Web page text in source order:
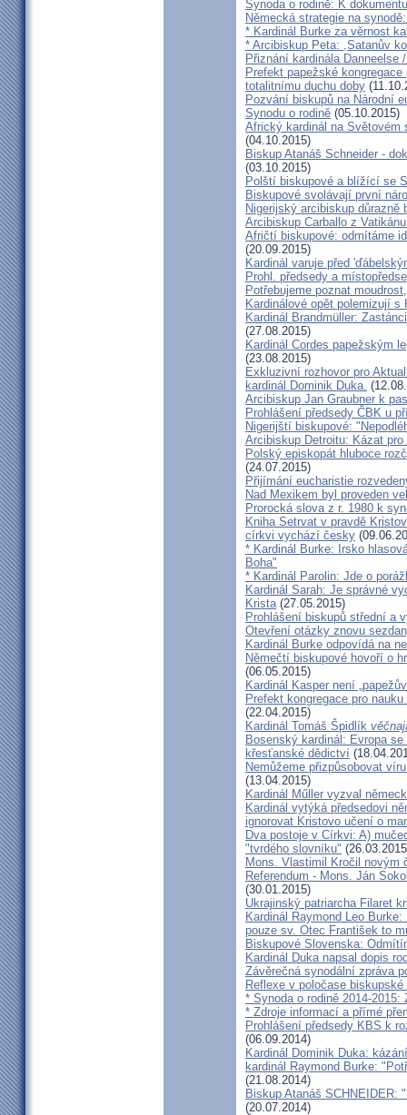
Synoda o rodině: K
Německá strategie na
* Kardinál Burke za věrnost
* Arcibiskup Peta: ,Satanův
Přiznání kardinála Danneelse
Prefekt papežské
totalitnímu duchu doby
Pozvání biskupů na Národní
Synodu o rodině (05.10.2015)
Africký kardinál na Světovém
(04.10.2015)
Biskup Atanáš Schneider -
(03.10.2015)
Polští biskupové a blížící se
Biskupové svolávají první
Nigerijský arcibiskup důrazně
Arcibiskup Carballo z
Afričtí biskupové: odmítáme
(20.09.2015)
Kardinál varuje před
Prohl. předsedy a
Potřebujeme poznat
Kardinálové opět polemizují
Kardinál Brandmüller:
(27.08.2015)
Kardinál Cordes papežským
(23.08.2015)
Exkluzivní rozhovor pro
kardinál Dominik Duka.
Arcibiskup Jan Graubner k
Prohlášení předsedy ČBK u
Nigerijští biskupové:
Arcibiskup Detroitu: Kázat
Polský episkopát hluboce
(24.07.2015)
Přijímání eucharistie
Nad Mexikem byl proveden
Prorocká slova z r. 1980 k
Kniha Setrvat v pravdě
církvi vychází česky
* Kardinál Burke: Irsko
Boha"
* Kardinál Parolin: Jde o
Kardinál Sarah: Je správné
Krista(27.05.2015)
Prohlášení biskupů střední a
Otevření otázky znovu
Kardinál Burke odpovídá na
Němečtí biskupové hovoří o
(06.05.2015)
Kardinál Kasper není
Prefekt kongregace pro
(22.04.2015)
Kardinál Tomáš Špidlík
Bosenský kardinál: Evropa
křesťanské dědictví
Nemůžeme přizpůsobovat
(13.04.2015)
Kardinál Műller vyzval
Kardinál vytýká předsedovi
ignorovat Kristovo učení o
Dva postoje v Církvi: A)
"tvrdého slovníku"
Mons. Vlastimil Kročil novým
Referendum - Mons. Ján
(30.01.2015)
Ukrajinský patriarcha Filaret
Kardinál Raymond Leo
pouze sv. Otec František to
Biskupové Slovenska:
Kardinál Duka napsal dopis
Závěrečná synodální zpráva
Reflexe v poločase
* Synoda o rodině 2014-2015:
* Zdroje informací a přímé
Prohlášení předsedy KBS k
(06.09.2014)
Kardinál Dominik Duka:
kardinál Raymond Burke:
(21.08.2014)
Biskup Atanáš
(20.07.2014)